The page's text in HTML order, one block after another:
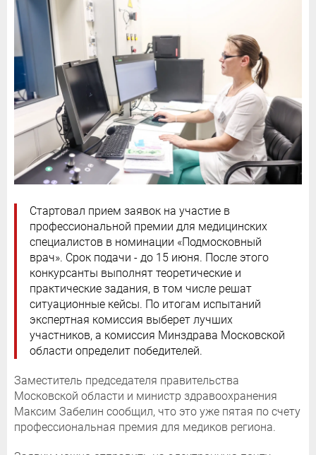
Стартовал прием заявок на участие в
профессиональной премии для медицинских
специалистов в номинации «Подмосковный
врач». Срок подачи - до 15 июня. После этого
конкурсанты выполнят теоретические и
практические задания, в том числе решат
ситуационные кейсы. По итогам испытаний
экспертная комиссия выберет лучших
участников, а комиссия Минздрава Московской
области определит победителей.
Заместитель председателя правительства
Московской области и министр здравоохранения
Максим Забелин сообщил, что это уже пятая по счету
профессиональная премия для медиков региона.